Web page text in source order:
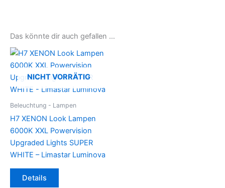
Das könnte dir auch gefallen …
NICHT VORRÄTIG
Beleuchtung - Lampen
H7 XENON Look Lampen
6000K XXL Powervision
Upgraded Lights SUPER
WHITE – Limastar Luminova
Details